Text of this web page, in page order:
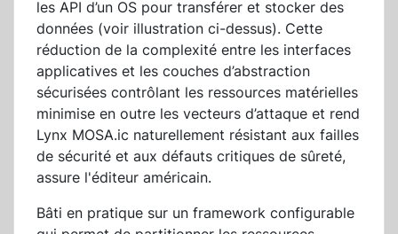
les API d’un OS pour transférer et stocker des
données (voir illustration ci-dessus). Cette
réduction de la complexité entre les interfaces
applicatives et les couches d’abstraction
sécurisées contrôlant les ressources matérielles
minimise en outre les vecteurs d’attaque et rend
Lynx MOSA.ic naturellement résistant aux failles
de sécurité et aux défauts critiques de sûreté,
assure l'éditeur américain.
Bâti en pratique sur un framework configurable